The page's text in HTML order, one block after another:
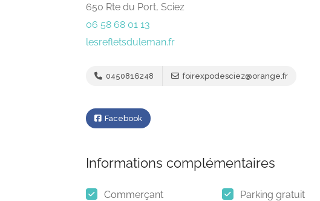
650 Rte du Port, Sciez
06 58 68 01 13
lesrefletsduleman.fr
0450816248 foirexpodesciez@orange.fr
Facebook
Informations complémentaires
Commerçant Parking gratuit